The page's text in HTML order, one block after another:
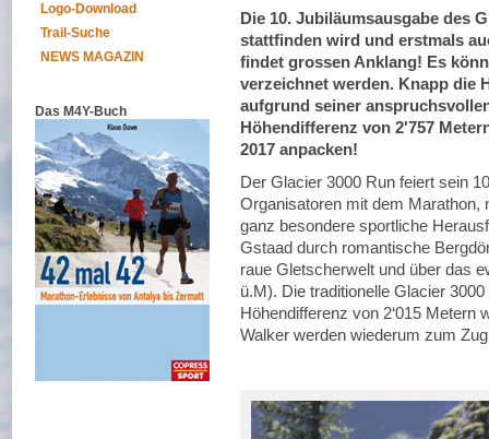
Logo-Download
Trail-Suche
NEWS MAGAZIN
Das M4Y-Buch
Die 10. Jubiläumsausgabe des
stattfinden wird und erstmals
findet grossen Anklang! Es
verzeichnet werden. Knapp die
aufgrund seiner
Höhendifferenz von 2'757
2017 anpacken!
Der Glacier 3000 Run feiert sein
Organisatoren mit dem Marathon,
ganz besondere sportliche
Gstaad durch romantische
raue Gletscherwelt und über das
ü.M). Die traditionelle Glacier
Höhendifferenz von 2‘015 Metern
Walker werden wiederum zum